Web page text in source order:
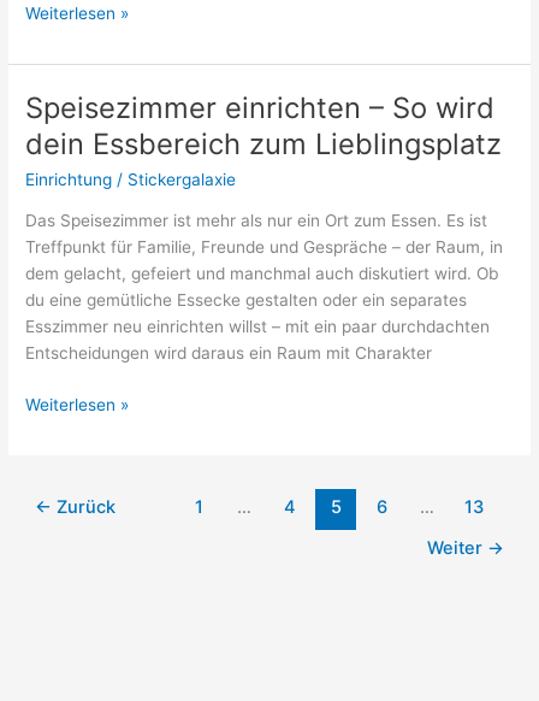
Upcycling-
für
–
aus
Alt
Wow!
Weiterlesen »
Speisezimmer einrichten – So wird
dein Essbereich zum Lieblingsplatz
Einrichtung / Stickergalaxie
Das Speisezimmer ist mehr als nur ein Ort zum Essen. Es ist
Treffpunkt für Familie, Freunde und Gespräche – der Raum, in
dem gelacht, gefeiert und manchmal auch diskutiert wird. Ob
du eine gemütliche Essecke gestalten oder ein separates
Esszimmer neu einrichten willst – mit ein paar durchdachten
Entscheidungen wird daraus ein Raum mit Charakter
Speisezimmer
wird
Weiterlesen »
← Zurück 1 … 4 5 6 …
13
Weiter →